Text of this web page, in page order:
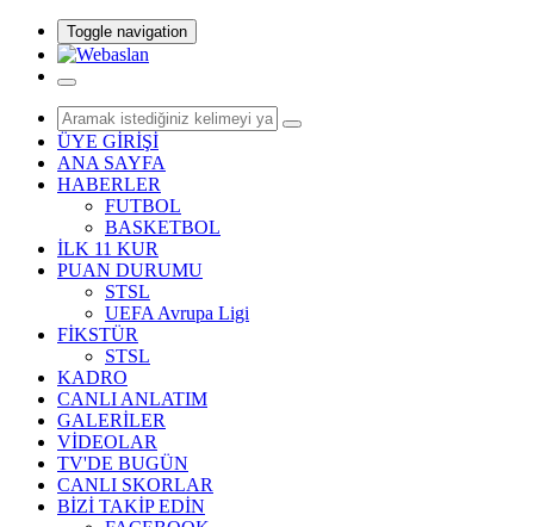
Toggle navigation
ÜYE GİRİŞİ
ANA SAYFA
HABERLER
FUTBOL
BASKETBOL
İLK 11 KUR
PUAN DURUMU
STSL
UEFA Avrupa Ligi
FİKSTÜR
STSL
KADRO
CANLI ANLATIM
GALERİLER
VİDEOLAR
TV'DE BUGÜN
CANLI SKORLAR
BİZİ TAKİP EDİN